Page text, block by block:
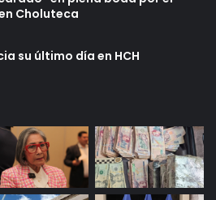
Choluteca
su último día en HCH